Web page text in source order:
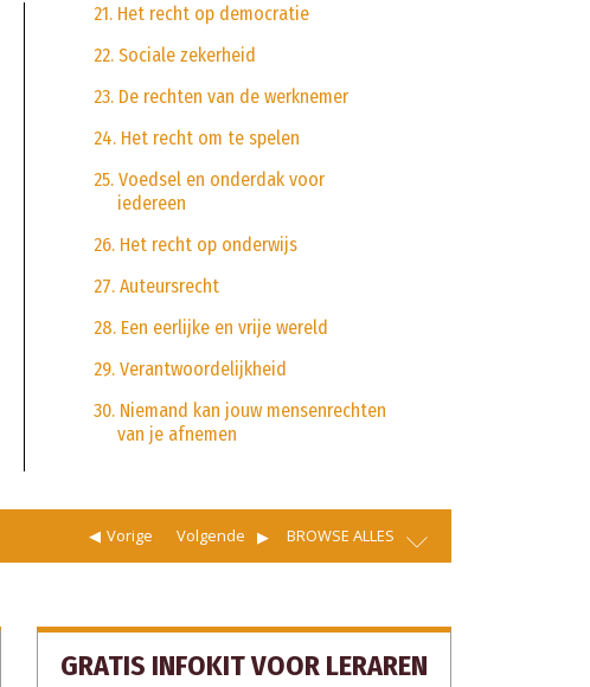
21. Het recht op democratie
22. Sociale zekerheid
23. De rechten van de werknemer
24. Het recht om te spelen
25. Voedsel en onderdak voor
iedereen
26. Het recht op onderwijs
27. Auteursrecht
28. Een eerlijke en vrije wereld
29. Verantwoordelijkheid
30. Niemand kan jouw mensenrechten
van je afnemen
Volgende
Vorige BROWSE ALLES
GRATIS INFOKIT VOOR LERAREN